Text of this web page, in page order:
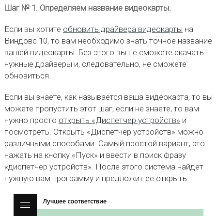
Шаг № 1. Определяем название видеокарты.
Если вы хотите обновить драйвера видеокарты на
Виндовс 10, то вам необходимо знать точное название
вашей видеокарты. Без этого вы не сможете скачать
нужные драйверы и, следовательно, не сможете
обновиться.
Если вы знаете, как называется ваша видеокарта, то вы
можете пропустить этот шаг, если не знаете, то вам
нужно просто открыть «Диспетчер устройств» и
посмотреть. Открыть «Диспетчер устройств» можно
различными способами. Самый простой вариант, это
нажать на кнопку «Пуск» и ввести в поиск фразу
«диспетчер устройств». После этого система найдет
нужную вам программу и предложит ее открыть.